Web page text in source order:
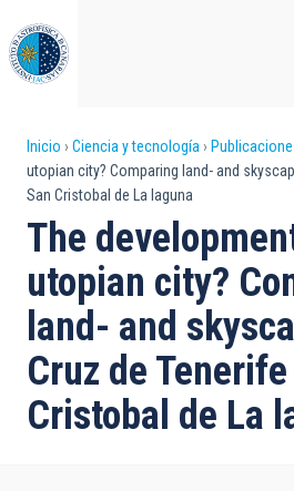
al
contenido
principal
Sobrescribir
enlaces
de
ayuda
a
la
navegación
Inicio Ciencia y tecnología
utopian city? Comparing land- and
San Cristobal de La laguna
The
utopian city?
land- and
Cruz de
Cristobal de La